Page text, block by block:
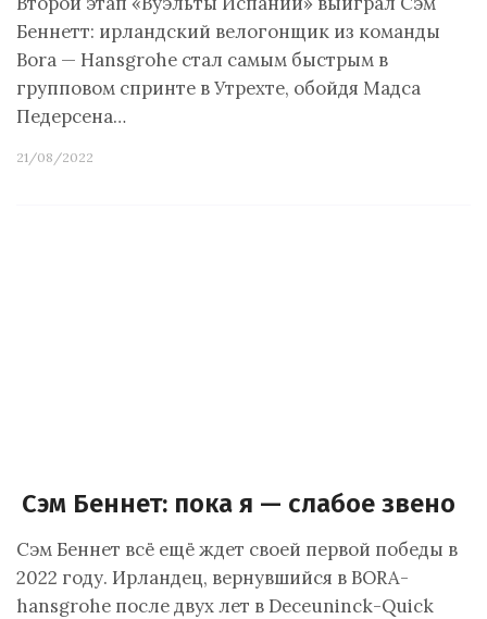
Беннетт: ирландский велогонщик из команды
Bora — Hansgrohe стал самым быстрым в
групповом спринте в Утрехте, обойдя Мадса
Педерсена…
21/08/2022
Сэм Беннет: пока я — слабое звено
Сэм Беннет всё ещё ждет своей первой победы в
2022 году. Ирландец, вернувшийся в BORA-
hansgrohe после двух лет в Deceuninck-Quick